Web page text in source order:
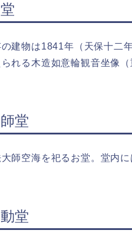
建物は1841年（天保十二
れる木造如意輪観音坐像（
堂
師空海を祀るお堂。堂内
堂